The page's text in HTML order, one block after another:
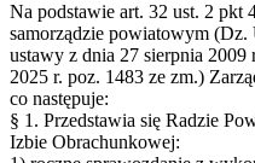
Na podstawie art. 32 ust. 2 pkt
samorządzie powiatowym
ustawy z dnia 27 sierpnia
2025 r. poz. 1483 ze zm.)
co następuje:
§ 1. Przedstawia się Radzie
Izbie Obrachunkowej: